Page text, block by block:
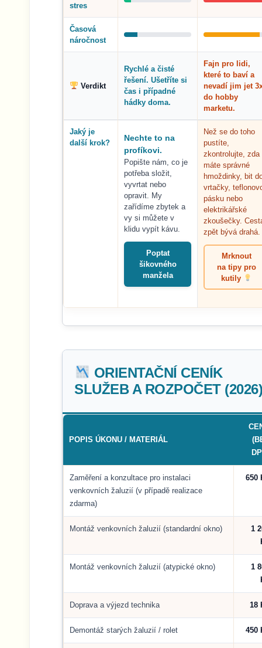
stres
Časová
náročnost
Verdikt
Rychlé a čisté
řešení. Ušetříte si
čas i případné
hádky doma.
Fajn pro lidi,
které to baví a
nevadí jim jet
do hobby
marketu.
Jaký je
další krok?
Nechte to na
profíkovi.
Popište nám, co je
potřeba složit,
vyvrtat nebo
opravit. My
zařídíme zbytek a
vy si můžete v
klidu vypít kávu.
Poptat
šikovného
manžela
Než se do toho
pustíte,
zkontrolujte, zda
máte správné
hmoždinky, bit
vrtačky,
pásku nebo
elektrikářské
zkoušečky.
zpět bývá drahá.
Mrknout
na tipy pro
kutily
ORIENTAČNÍ CENÍK
SLUŽEB A ROZPOČET (2026)
POPIS ÚKONU / MATERIÁL
Zaměření a konzultace pro instalaci
venkovních žaluzií (v případě realizace
zdarma)
650
Montáž venkovních žaluzií (standardní okno)
1
Montáž venkovních žaluzií (atypické okno)
1
Doprava a výjezd technika 18
Demontáž starých žaluzií / rolet 450